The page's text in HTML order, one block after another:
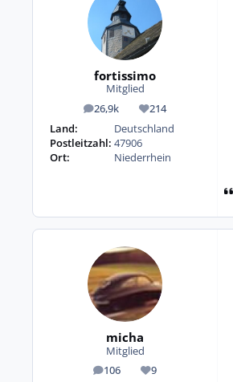
fortissimo
Mitglied
26,9k
Beiträge 214
Reputation
Land:
Deutschland
Postleitzahl: 47906
Ort:
Niederrhein
micha
Mitglied
106
Beiträge 9
Reputation